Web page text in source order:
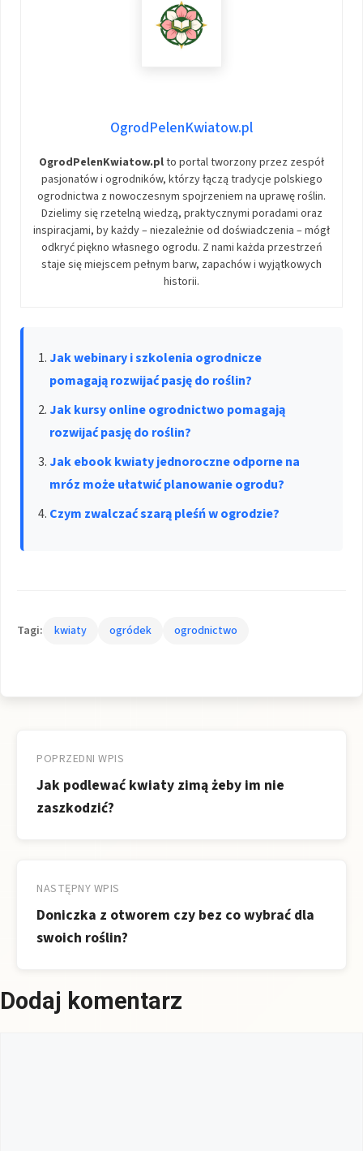
OgrodPelenKwiatow.pl
OgrodPelenKwiatow.plto portal tworzony przez zespół
pasjonatów i ogrodników, którzy łączą tradycje polskiego
ogrodnictwa z nowoczesnym spojrzeniem na uprawę roślin.
Dzielimy się rzetelną wiedzą, praktycznymi poradami oraz
inspiracjami, by każdy – niezależnie od doświadczenia – mógł
odkryć piękno własnego ogrodu. Z nami każda przestrzeń
staje się miejscem pełnym barw, zapachów i wyjątkowych
historii.
Jak webinary i szkolenia ogrodnicze
pomagają rozwijać pasję do roślin?
Jak kursy online ogrodnictwo pomagają
rozwijać pasję do roślin?
Jak ebook kwiaty jednoroczne odporne na
mróz może ułatwić planowanie ogrodu?
Czym zwalczać szarą pleśń w ogrodzie?
Tagi: kwiaty ogródek ogrodnictwo
wpisu
POPRZEDNI WPIS
Jak podlewać kwiaty zimą żeby im nie
zaszkodzić?
NASTĘPNY WPIS
Doniczka z otworem czy bez co wybrać dla
swoich roślin?
Dodaj komentarz